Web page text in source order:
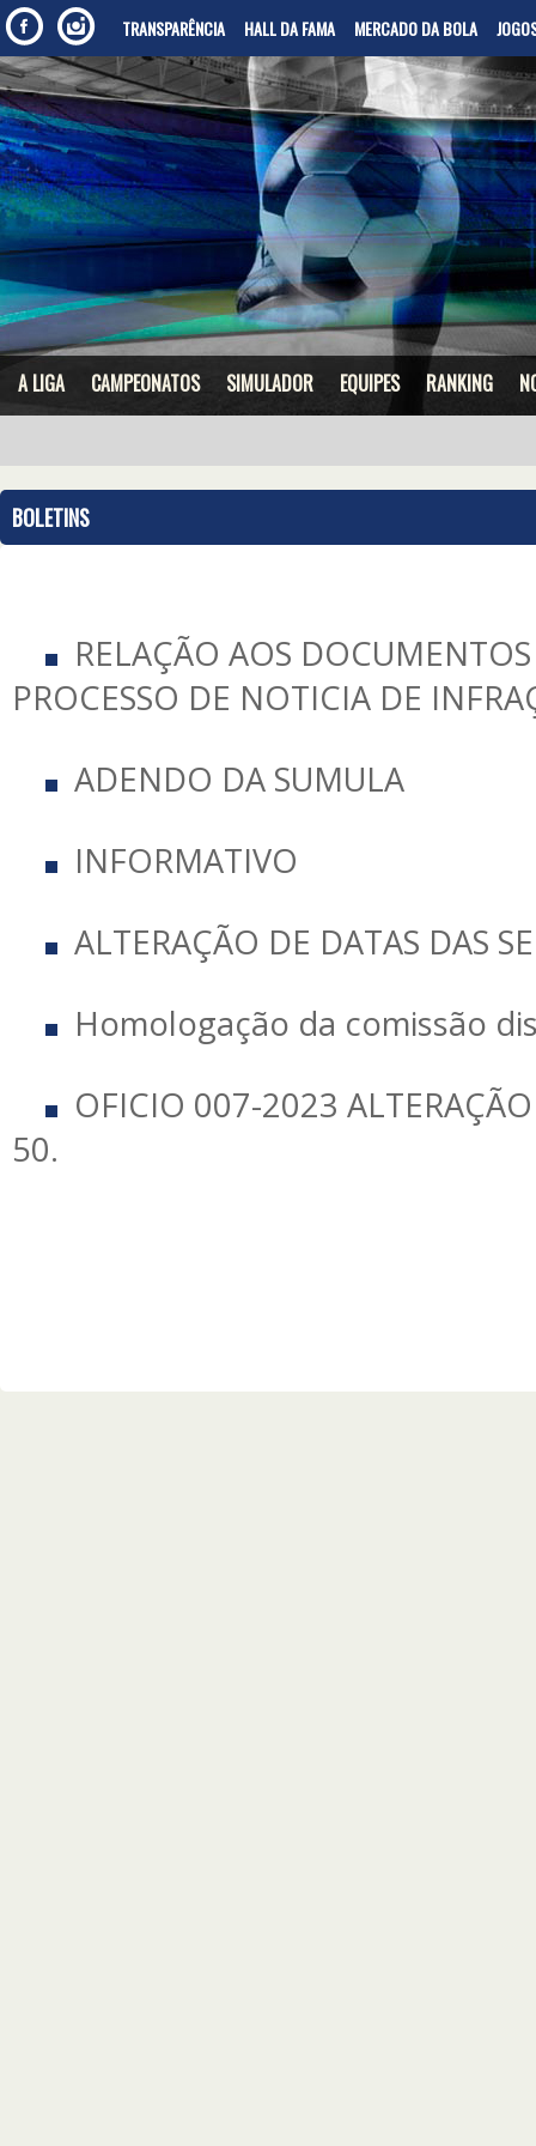
TRANSPARÊNCIA HALL DA FAMA MERCADO DA BOLA
A LIGA CAMPEONATOS SIMULADOR EQUIPES RANKING
BOLETINS
RELAÇÃO AOS
PROCESSO DE NOTICIA DE
ADENDO DA SUMULA
INFORMATIVO
ALTERAÇÃO DE DATAS DAS
Homologação da comissão
OFICIO 007-2023
50.